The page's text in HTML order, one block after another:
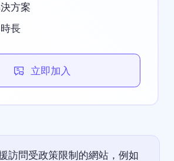
方案
長
立即加入
訪問受政策限制的網站，例如